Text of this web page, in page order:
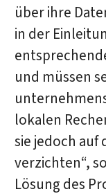
über ihre
in der
und müssen
lokalen
sie jedoch auf
verzichten“,
Lösung des